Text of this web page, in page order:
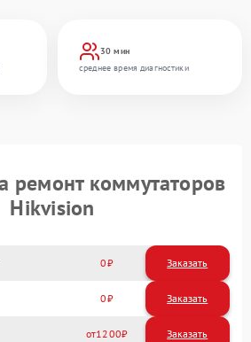
30 мин
среднее время диагностики
ремонт коммутаторов
Hikvision
0 Заказать
0 Заказать
1200